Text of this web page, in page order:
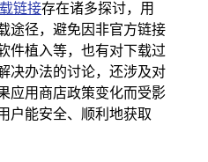
链接存在诸多探讨，用
途径，避免因非官方链接
件植入等，也有对下载过
决办法的讨论，还涉及对
应用商店政策变化而受影
户能安全、顺利地获取